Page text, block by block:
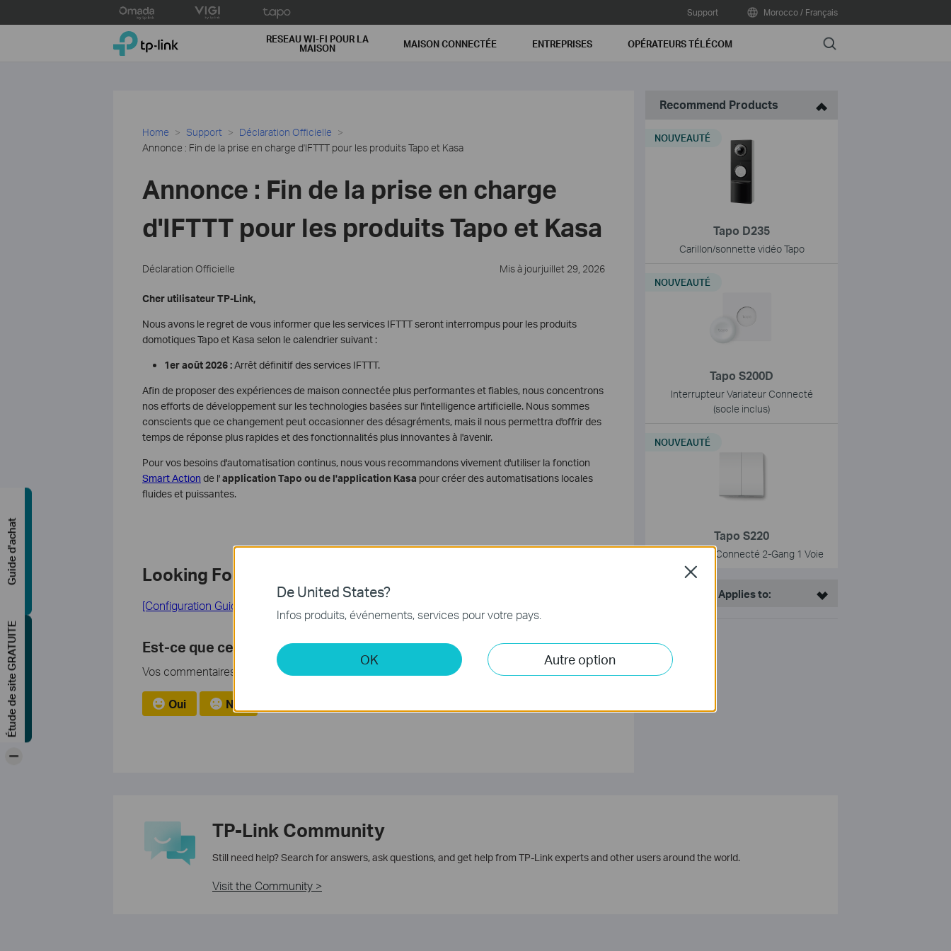
to
Support Morocco / Français
TP-Link, Reliably Smart RESEAU WI-FI POUR LA
MAISON MAISON CONNECTÉE ENTREPRISES OPÉRATEURS TÉLÉCOM Search
Home Support
Déclaration Officielle
Annonce : Fin de la prise en charge d'IFTTT pour les produits Tapo et Kasa
Annonce : Fin de la prise en charge
d'IFTTT pour les produits Tapo et Kasa
Déclaration Officielle Mis à jourjuillet 29, 2026
Cher utilisateur TP-Link,
Nous avons le regret de vous informer que les services IFTTT seront interrompus pour les produits
domotiques Tapo et Kasa selon le calendrier suivant :
1er août 2026 :Arrêt définitif des services IFTTT.
Afin de proposer des expériences de maison connectée plus performantes et fiables, nous concentrons
nos efforts de développement sur les technologies basées sur l'intelligence artificielle. Nous sommes
conscients que ce changement peut occasionner des désagréments, mais il nous permettra d'offrir des
temps de réponse plus rapides et des fonctionnalités plus innovantes à l'avenir.
Pour vos besoins d'automatisation continus, nous vous recommandons vivement d'utiliser la fonction
Smart Action de l'application Tapo ou de l'application Kasa pour créer des automatisations locales
fluides et puissantes.
Looking For More
[Configuration Guide] Managing Services
Est-ce que ce FAQ a été utile ?
Vos commentaires nous aideront à améliorer ce site.
Oui Non
Recommend Products
Tapo D235
Carillon/sonnette vidéo Tapo
NOUVEAUTÉ
Tapo S200D
Interrupteur Variateur Connecté
(socle inclus)
NOUVEAUTÉ
Tapo S220
Interrupteur Connecté 2-Gang 1 Voie
NOUVEAUTÉ
This Article Applies to:
TP-Link Community
Still need help? Search for answers, ask questions, and get help from TP-Link experts and other users around the world.
Visit the Community >
De United States?
Infos produits, événements, services pour votre pays.
OK Autre option
Close
Guide d'achat
Étude de site GRATUITE
-